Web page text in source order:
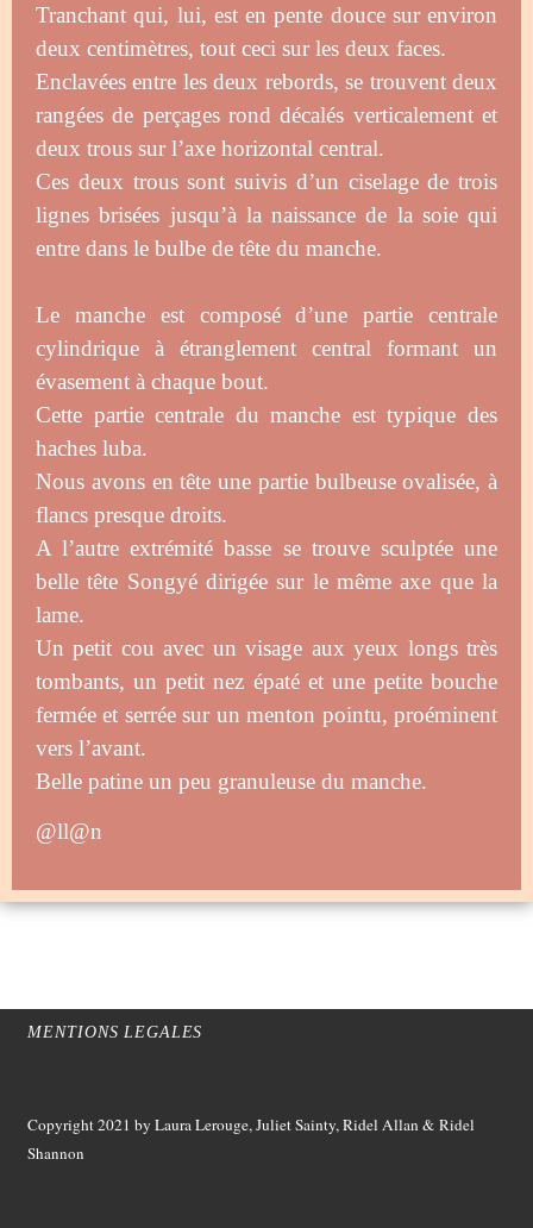
Tranchant qui, lui, est en pente douce sur environ
deux centimètres, tout ceci sur les deux faces.
Enclavées entre les deux rebords, se trouvent deux
rangées de perçages rond décalés verticalement et
deux trous sur l’axe horizontal central.
Ces deux trous sont suivis d’un ciselage de trois
lignes brisées jusqu’à la naissance de la soie qui
entre dans le bulbe de tête du manche.
Le manche est composé d’une partie centrale
cylindrique à étranglement central formant un
évasement à chaque bout.
Cette partie centrale du manche est typique des
haches luba.
Nous avons en tête une partie bulbeuse ovalisée, à
flancs presque droits.
A l’autre extrémité basse se trouve sculptée une
belle tête Songyé dirigée sur le même axe que la
lame.
Un petit cou avec un visage aux yeux longs très
tombants, un petit nez épaté et une petite bouche
fermée et serrée sur un menton pointu, proéminent
vers l’avant.
Belle patine un peu granuleuse du manche.
@ll@n
MENTIONS LEGALES
Copyright 2021 by Laura Lerouge, Juliet Sainty, Ridel Allan &Ridel
Shannon